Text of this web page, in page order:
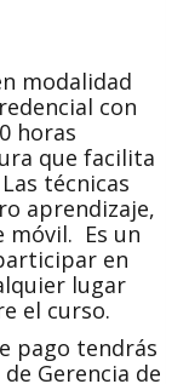
modalidad
con
horas
que facilita
técnicas
aprendizaje,
móvil. Es un
en
lugar
el curso.
pago tendrás
Gerencia de